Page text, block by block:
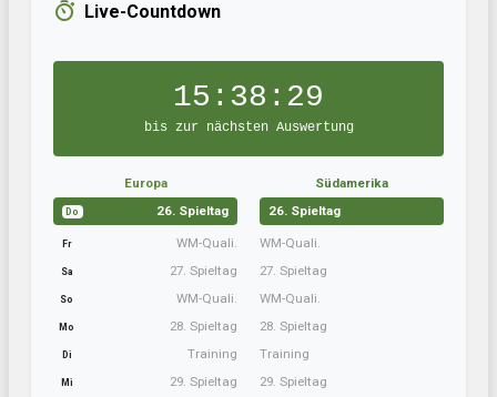
Live-Countdown
15:38:28
bis zur nächsten Auswertung
Europa
Do 26. Spieltag
Fr WM-Quali.
Sa 27. Spieltag
So WM-Quali.
Mo 28. Spieltag
Di Training
Mi 29. Spieltag
Südamerika
26. Spieltag
WM-Quali.
27. Spieltag
WM-Quali.
28. Spieltag
Training
29. Spieltag